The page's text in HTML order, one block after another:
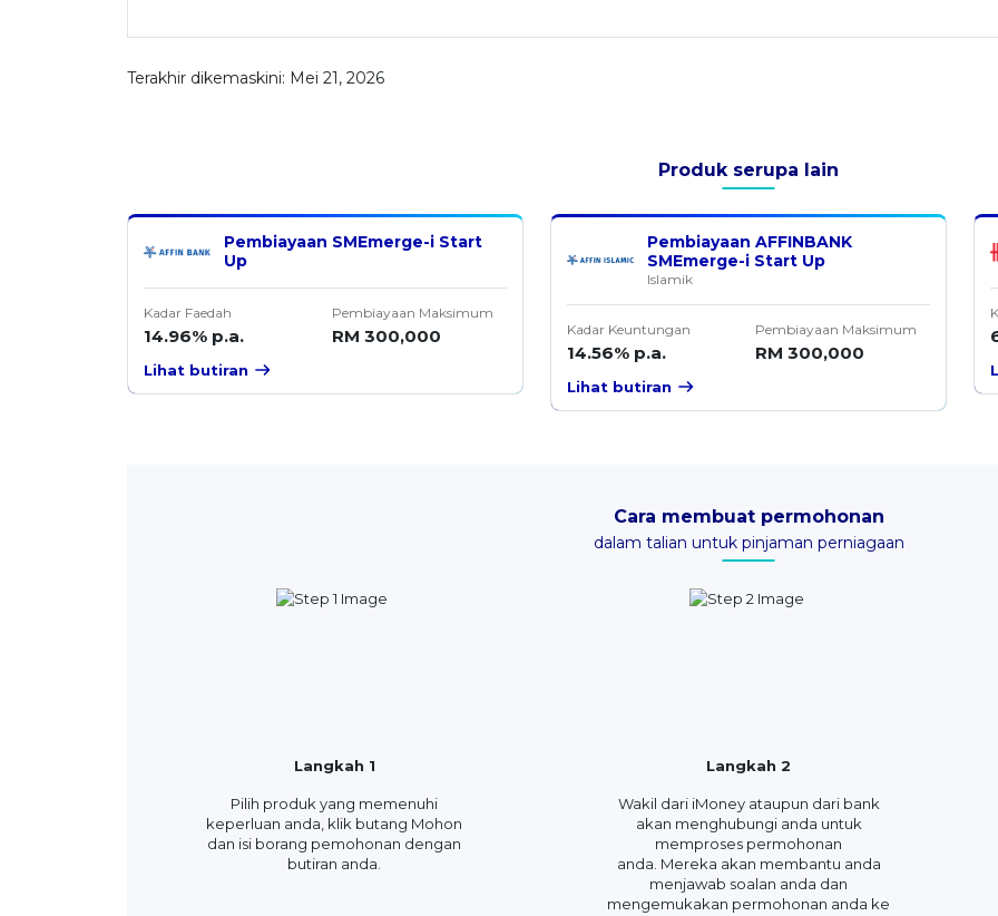
Terakhir dikemaskini: Mei 21, 2026
Produk serupa lain
Pembiayaan SMEmerge-i Start
Up
Kadar Faedah
14.96% p.a.
Pembiayaan Maksimum
RM 300,000
Lihat butiran
Pembiayaan AFFINBANK
SMEmerge-i Start Up
Islamik
Kadar Keuntungan
14.56% p.a.
Pembiayaan Maksimum
RM 300,000
Lihat butiran
Cara membuat permohonan
dalam talian untuk pinjaman perniagaan
Langkah 1
Pilih produk yang memenuhi
keperluan anda, klik butang Mohon
dan isi borang pemohonan dengan
butiran anda.
Langkah 2
Wakil dari iMoney ataupun dari bank
akan menghubungi anda untuk
memproses permohonan
anda. Mereka akan membantu anda
menjawab soalan anda dan
mengemukakan permohonan anda ke